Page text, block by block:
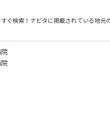
ぐ検索！ ナビタに掲載されている地元